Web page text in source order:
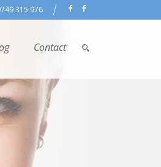
315 976
Contact